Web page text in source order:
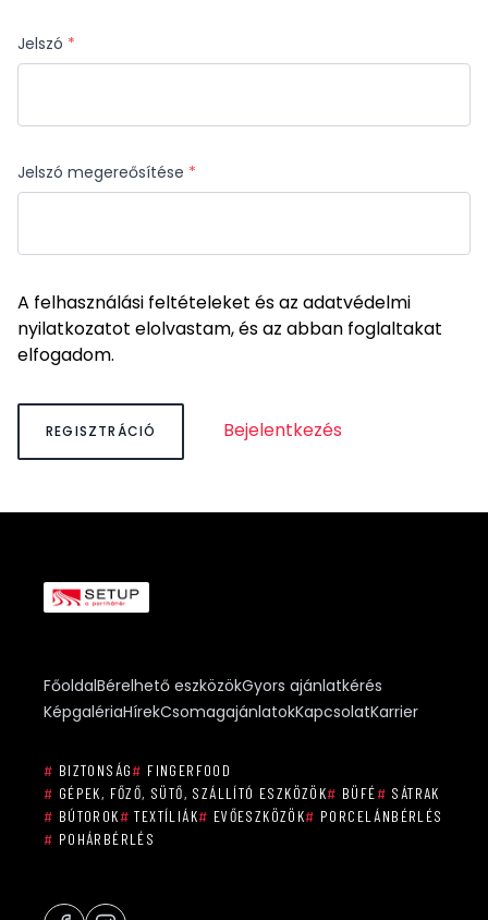
Jelszó *
Jelszó megereősítése *
A felhasználási feltételeket és az adatvédelmi
nyilatkozatot elolvastam, és az abban foglaltakat
elfogadom.
REGISZTRÁCIÓ Bejelentkezés
FőoldalBérelhető eszközökGyors ajánlatkérés
KépgalériaHírekCsomagajánlatokKapcsolatKarrier
# BIZTONSÁG# FINGERFOOD
# GÉPEK, FŐZŐ, SÜTŐ, SZÁLLÍTÓ ESZKÖZÖK# BÜFÉ# SÁTRAK
# BÚTOROK# TEXTÍLIÁK# EVŐESZKÖZÖK# PORCELÁNBÉRLÉS
# POHÁRBÉRLÉS